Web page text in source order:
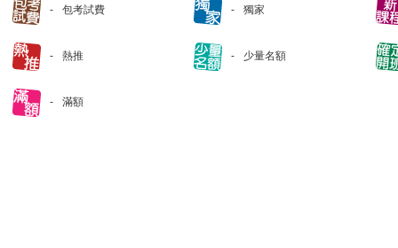
包考試費 獨家
熱推 少量名額
滿額